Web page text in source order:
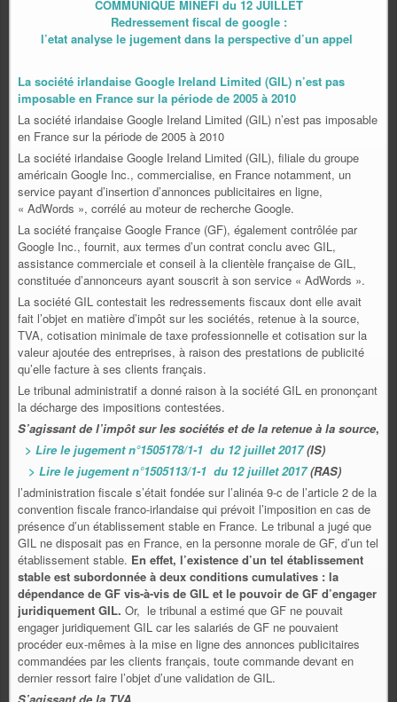
COMMUNIQUE MINEFI du 12 JUILLET
Redressement fiscal de google :
l’etat analyse le jugement dans la perspective d’un appel
La société irlandaise Google Ireland Limited (GIL) n’est pas
imposable en France sur la période de 2005 à 2010
La société irlandaise Google Ireland Limited (GIL) n’est pas imposable
en France sur la période de 2005 à 2010
La société irlandaise Google Ireland Limited (GIL), filiale du groupe
américain Google Inc., commercialise, en France notamment, un
service payant d’insertion d’annonces publicitaires en ligne,
« AdWords », corrélé au moteur de recherche Google.
La société française Google France (GF), également contrôlée par
Google Inc., fournit, aux termes d’un contrat conclu avec GIL,
assistance commerciale et conseil à la clientèle française de GIL,
constituée d’annonceurs ayant souscrit à son service « AdWords ».
La société GIL contestait les redressements fiscaux dont elle avait
fait l’objet en matière d’impôt sur les sociétés, retenue à la source,
TVA, cotisation minimale de taxe professionnelle et cotisation sur la
valeur ajoutée des entreprises, à raison des prestations de publicité
qu’elle facture à ses clients français.
Le tribunal administratif a donné raison à la société GIL en prononçant
la décharge des impositions contestées.
S’agissant de l’impôt sur les sociétés et de la retenue à la source,
> Lire le jugement n°1505178/1-1 du 12 juillet 2017(IS)
> Lire le jugement n°1505113/1-1 du 12 juillet 2017(RAS)
l’administration fiscale s’était fondée sur l’alinéa 9-c de l’article 2 de la
convention fiscale franco-irlandaise qui prévoit l’imposition en cas de
présence d’un établissement stable en France. Le tribunal a jugé que
GIL ne disposait pas en France, en la personne morale de GF, d’un tel
établissement stable. En effet, l’existence d’un tel établissement
stable est subordonnée à deux conditions cumulatives : la
dépendance de GF vis-à-vis de GIL et le pouvoir de GF d’engager
juridiquement GIL. Or, le tribunal a estimé que GF ne pouvait
engager juridiquement GIL car les salariés de GF ne pouvaient
procéder eux-mêmes à la mise en ligne des annonces publicitaires
commandées par les clients français, toute commande devant en
dernier ressort faire l’objet d’une validation de GIL.